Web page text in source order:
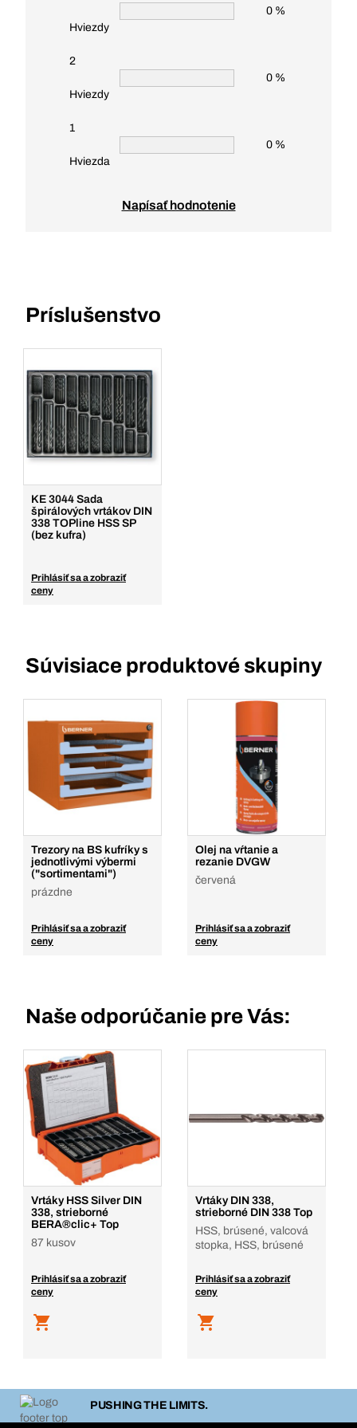
Hviezdy
0 %
2
Hviezdy
0 %
1
Hviezda
0 %
Napísať hodnotenie
Príslušenstvo
KE 3044 Sada
špirálových vrtákov DIN
338 TOPline HSS SP
(bez kufra)
Prihlásiť sa a zobraziť
ceny
Súvisiace produktové skupiny
Trezory na BS kufríky s
jednotlivými výbermi
("sortimentami")
prázdne
Prihlásiť sa a zobraziť
ceny
Olej na vŕtanie a
rezanie DVGW
červená
Prihlásiť sa a zobraziť
ceny
Naše odporúčanie pre Vás:
Vrtáky HSS Silver DIN
338, strieborné
BERA®clic+ Top
87 kusov
Prihlásiť sa a zobraziť
ceny
Vrtáky DIN 338,
strieborné DIN 338 Top
HSS, brúsené, valcová
stopka, HSS, brúsené
Prihlásiť sa a zobraziť
ceny
PUSHING THE LIMITS.